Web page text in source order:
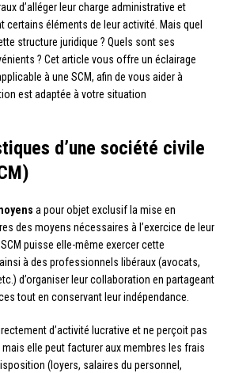
d’alléger leur charge administrative et
certains éléments de leur activité. Mais quel
structure juridique ? Quels sont ses
? Cet article vous offre un éclairage
à une SCM, afin de vous aider à
est adaptée à votre situation
d’une société civile
a pour objet exclusif la mise en
des moyens nécessaires à l’exercice de leur
puisse elle-même exercer cette
à des professionnels libéraux (avocats,
d’organiser leur collaboration en partageant
tout en conservant leur indépendance.
d’activité lucrative et ne perçoit pas
elle peut facturer aux membres les frais
(loyers, salaires du personnel,